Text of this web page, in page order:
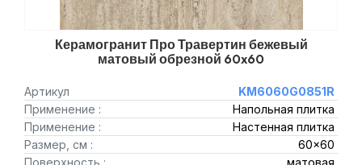
Керамогранит Про Травертин бежевый
матовый обрезной 60x60
Артикул
KM6060G0851R
Применение :
Напольная плитка
Применение :
Настенная плитка
Размер, см :
60x60
Поверхность :
матовая